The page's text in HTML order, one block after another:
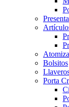
Bolsitos
Porta